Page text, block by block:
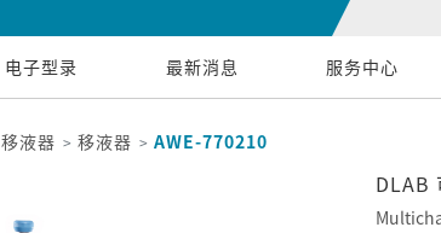
电子型录 最新消息 服务中心
移液器 移液器 AWE-770210
DLAB